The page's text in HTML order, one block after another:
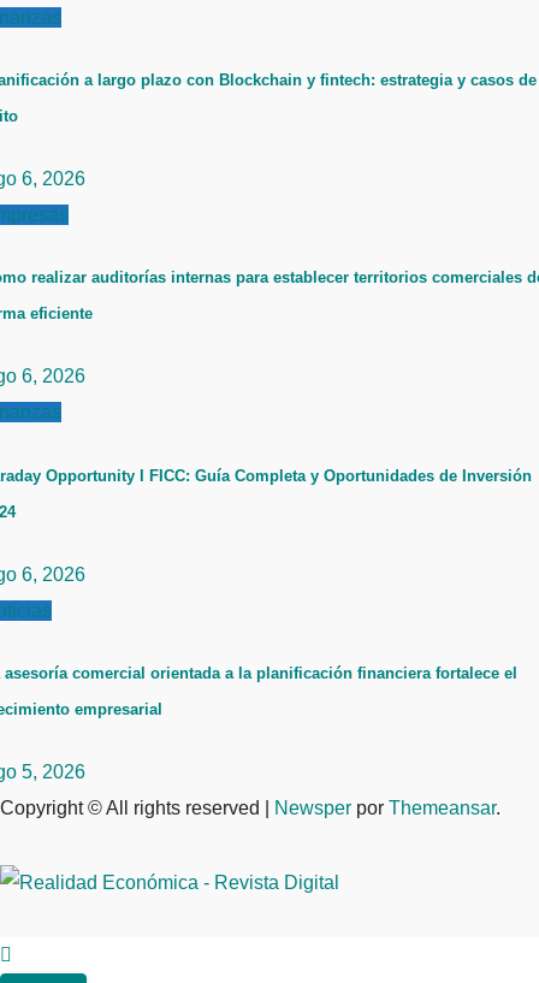
a largo plazo con Blockchain y fintech: estrategia y casos de
6, 2026
realizar auditorías internas para establecer territorios comerciales
eficiente
6, 2026
Opportunity I FICC: Guía Completa y Oportunidades de Inversión
6, 2026
asesoría comercial orientada a la planificación financiera fortalece el
empresarial
5, 2026
Copyright © All rights reserved
Newsper por Themeansar.